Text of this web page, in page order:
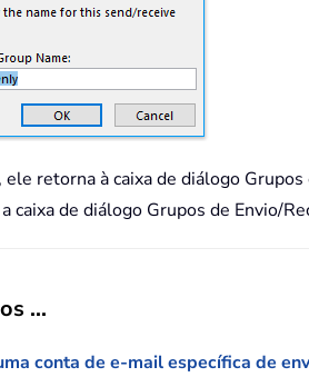
ele retorna à caixa de diálogo
caixa de diálogo Grupos de Envio/
...
conta de e-mail específica de